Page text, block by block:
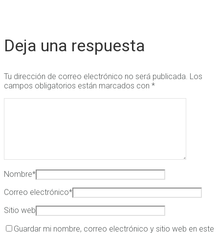
Deja una respuesta
Tu dirección de correo electrónico no será publicada. Los
campos obligatorios están marcados con *
Nombre*
Correo electrónico*
Sitio web
Guardar mi nombre, correo electrónico y sitio web en este